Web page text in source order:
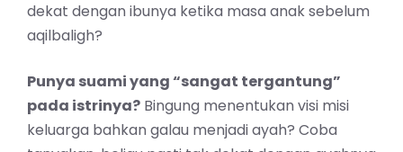
dekat dengan ibunya ketika masa anak sebelum
aqilbaligh?
Punya suami yang “sangat tergantung”
pada istrinya? Bingung menentukan visi misi
keluarga bahkan galau menjadi ayah? Coba